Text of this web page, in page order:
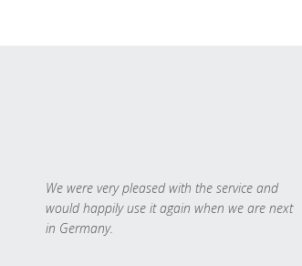
We were very pleased with the service and
would happily use it again when we are next
in Germany.